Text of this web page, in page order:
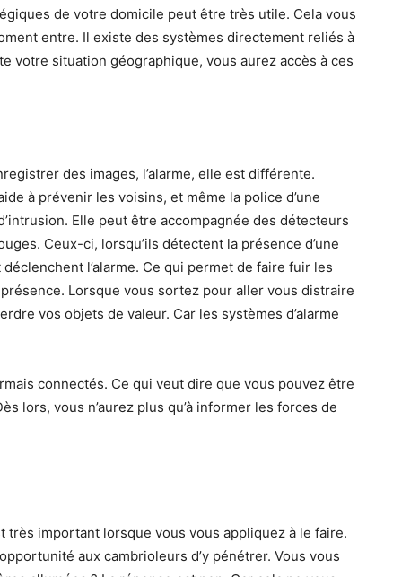
de votre domicile peut être très utile. Cela vous
entre. Il existe des systèmes directement reliés à
votre situation géographique, vous aurez accès à ces
des images, l’alarme, elle est différente.
à prévenir les voisins, et même la police d’une
Elle peut être accompagnée des détecteurs
Ceux-ci, lorsqu’ils détectent la présence d’une
l’alarme. Ce qui permet de faire fuir les
Lorsque vous sortez pour aller vous distraire
vos objets de valeur. Car les systèmes d’alarme
connectés. Ce qui veut dire que vous pouvez être
lors, vous n’aurez plus qu’à informer les forces de
très important lorsque vous vous appliquez à le faire.
aux cambrioleurs d’y pénétrer. Vous vous